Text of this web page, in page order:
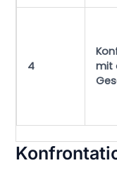
4
mit